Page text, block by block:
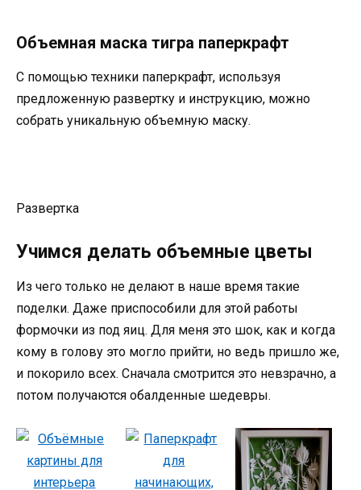
Объемная маска тигра паперкрафт
С помощью техники паперкрафт, используя
предложенную развертку и инструкцию, можно
собрать уникальную объемную маску.
Развертка
Учимся делать объемные цветы
Из чего только не делают в наше время такие
поделки. Даже приспособили для этой работы
формочки из под яиц. Для меня это шок, как и когда
кому в голову это могло прийти, но ведь пришло же,
и покорило всех. Сначала смотрится это невзрачно, а
потом получаются обалденные шедевры.